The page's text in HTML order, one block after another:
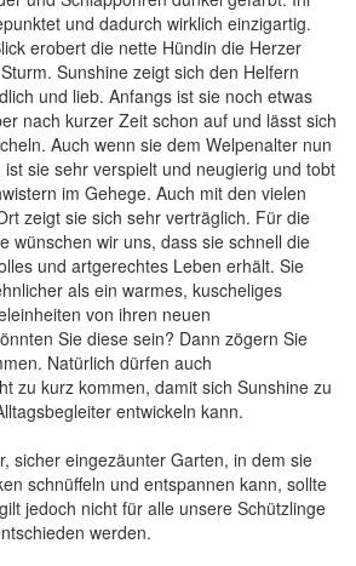
und dadurch wirklich einzigartig.
erobert die nette Hündin die Herzer
Sunshine zeigt sich den Helfern
und lieb. Anfangs ist sie noch etwas
nach kurzer Zeit schon auf und lässt sich
Auch wenn sie dem Welpenalter nun
sie sehr verspielt und neugierig und tobt
im Gehege. Auch mit den vielen
zeigt sie sich sehr verträglich. Für die
wünschen wir uns, dass sie schnell die
und artgerechtes Leben erhält. Sie
als ein warmes, kuscheliges
von ihren neuen
Sie diese sein? Dann zögern Sie
Natürlich dürfen auch
zu kurz kommen, damit sich Sunshine zu
entwickeln kann.
sicher eingezäunter Garten, in dem sie
schnüffeln und entspannen kann, sollte
jedoch nicht für alle unsere Schützlinge
werden.